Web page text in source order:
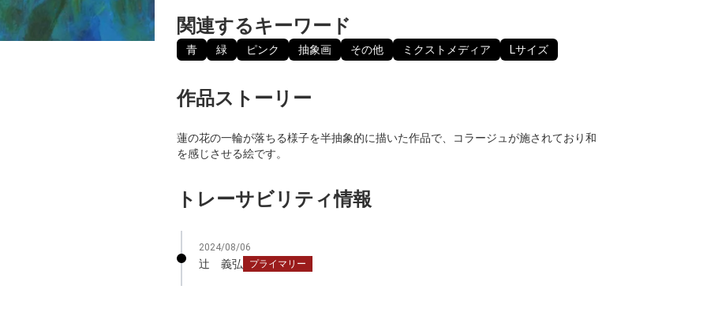
関連するキーワード
青 緑 ピンク 抽象画 その他 ミクストメディア Lサイズ
作品ストーリー
蓮の花の一輪が落ちる様子を半抽象的に描いた作品で、コラージュが施されており和
を感じさせる絵です。
トレーサビリティ情報
2024/08/06
辻 義弘 プライマリー